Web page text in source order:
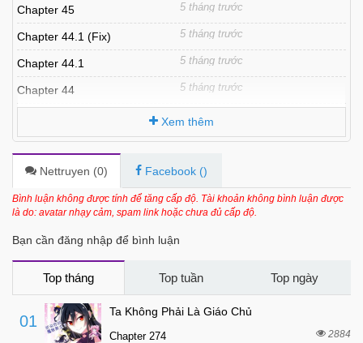
Chapter 45 5 tháng trước
Chapter 44.1 (Fix) 5 tháng trước
Chapter 44.1 5 tháng trước
Chapter 44 5 tháng trước
Chapter 42 6 tháng trước
Chapter 41 6 tháng trước
Chapter 40 6 tháng trước
6 tháng trước
Chapter 37 6 tháng trước
Chapter 36
Chapter 35
Xem thêm
Nettruyen (0) Facebook ()
Bình luận không được tính để tăng cấp độ. Tài khoản không bình luận được
là do: avatar nhạy cảm, spam link hoặc chưa đủ cấp độ.
Bạn cần đăng nhập để bình luận
Top tháng Top tuần Top ngày
01
Ta Không Phải Là Giáo Chủ
Chapter 274 2884